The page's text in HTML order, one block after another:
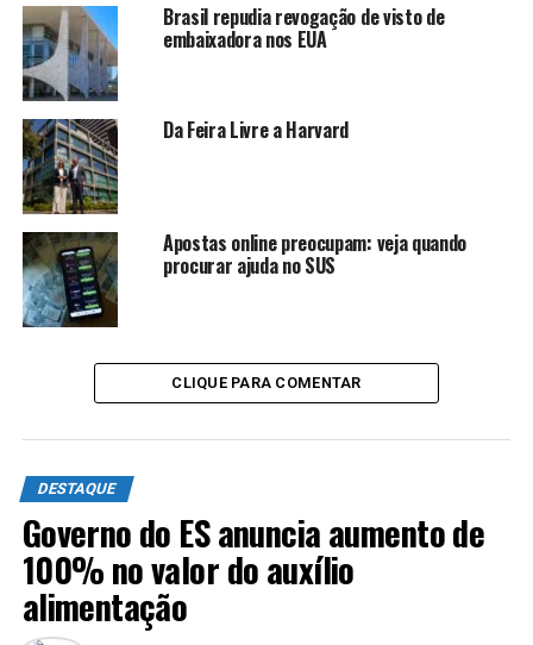
Brasil repudia revogação de visto de
embaixadora nos EUA
Da Feira Livre a Harvard
Apostas online preocupam: veja quando
procurar ajuda no SUS
CLIQUE PARA COMENTAR
DESTAQUE
Governo do ES anuncia aumento de
100% no valor do auxílio
alimentação